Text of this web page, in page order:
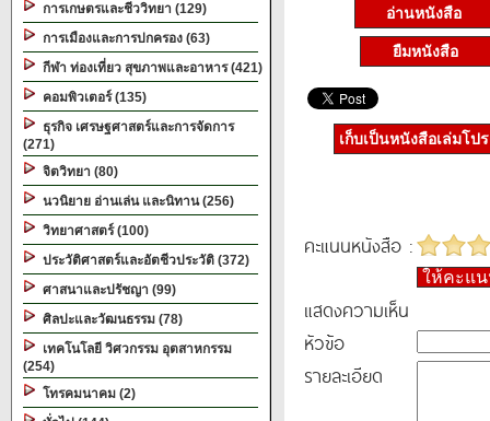
การเกษตรและชีววิทยา (129)
การเมืองและการปกครอง (63)
กีฬา ท่องเที่ยว สุขภาพและอาหาร (421)
คอมพิวเตอร์ (135)
ธุรกิจ เศรษฐศาสตร์และการจัดการ
(271)
จิตวิทยา (80)
นวนิยาย อ่านเล่น และนิทาน (256)
วิทยาศาสตร์ (100)
ประวัติศาสตร์และอัตชีวประวัติ (372)
ศาสนาและปรัชญา (99)
ศิลปะและวัฒนธรรม (78)
เทคโนโลยี วิศวกรรม อุตสาหกรรม
(254)
โทรคมนาคม (2)
อ่านหนังสือ
ยืมหนังสือ
เก็บเป็นหนังสือเล่มโป
คะแนนหนังสือ :
ให้คะแ
แสดงความเห็น
หัวข้อ
รายละเอียด